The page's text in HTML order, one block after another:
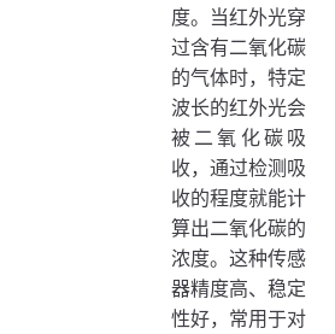
度。当红外光穿
过含有二氧化碳
的气体时，特定
波长的红外光会
被二氧化碳吸
收，通过检测吸
收的程度就能计
算出二氧化碳的
浓度。这种传感
器精度高、稳定
性好，常用于对